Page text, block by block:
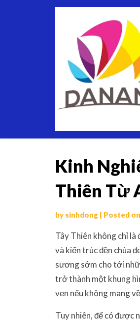
Kinh
Thiên Từ
by sinhdong | Posted on
Tây Thiên không chỉ
và kiến trúc đền chùa
sương sớm cho tới
trở thành một khung
vẹn nếu không mang
Tuy nhiên, để có được